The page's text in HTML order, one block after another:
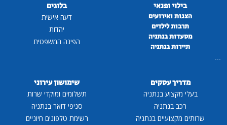
בילוי ופנאי
הצגות ואירועים
תרבות לילדים
מסעדות בנתניה
תיירות בנתניה
...
בלוגים
דעה אישית
יהדות
הפינה המשפטית
מדריך עסקים
בעלי מקצוע בנתניה
רכב בנתניה
שרותים מקצועיים בנתניה
שימושון עירוני
תשלומים ומוקדי שרות
סניפי דואר בנתניה
רשימת טלפונים חיוניים